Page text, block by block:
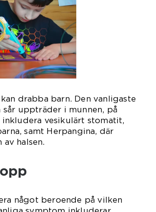
drabba barn. Den vanligaste
uppträder i munnen, på
vesikulärt stomatit,
samt Herpangina, där
halsen.
något beroende på vilken